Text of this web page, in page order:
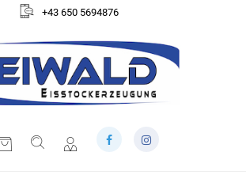
+43 650 5694876